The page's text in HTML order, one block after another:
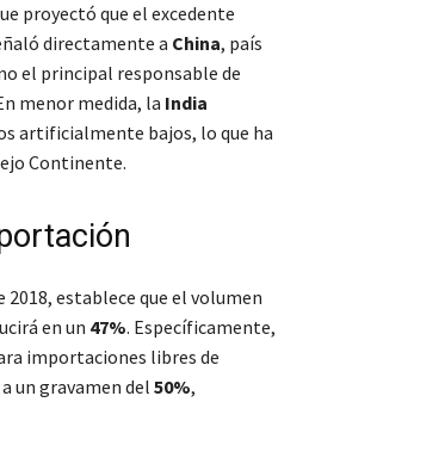
proyectó que el excedente
directamente a China, país
el principal responsable de
menor medida, la India
artificialmente bajos, lo que ha
Continente.
2018, establece que el volumen
en un 47%. Específicamente,
importaciones libres de
un gravamen del 50%,